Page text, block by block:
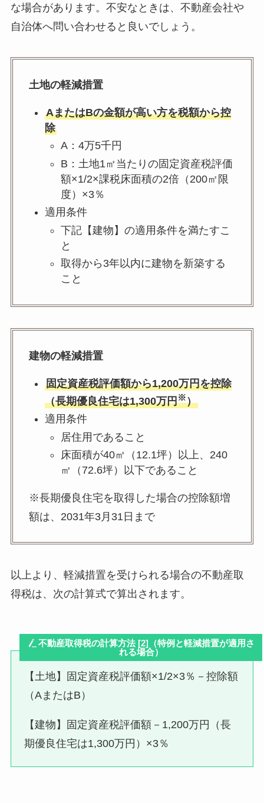
な場合があります。不安なときは、不動産会社や
自治体へ問い合わせると良いでしょう。
土地の軽減措置
AまたはBの金額が高い方を税額から控
除
A：4万5千円
B：土地1㎡当たりの固定資産税評価
額×1/2×課税床面積の2倍（200㎡限
度）×3％
適用条件
下記【建物】の適用条件を満たすこ
と
取得から3年以内に建物を新築する
こと
建物の軽減措置
固定資産税評価額から1,200万円を控除
（長期優良住宅は1,300万円※）
適用条件
居住用であること
床面積が40㎡（12.1坪）以上、240
㎡（72.6坪）以下であること
※長期優良住宅を取得した場合の控除額増
額は、2031年3月31日まで
以上より、軽減措置を受けられる場合の不動産取
得税は、次の計算式で算出されます。
不動産取得税の計算方法 [2]（特例と軽減措置が適用さ
れる場合）
【土地】固定資産税評価額×1/2×3％－控除額
（AまたはB）
【建物】固定資産税評価額－1,200万円（長
期優良住宅は1,300万円）×3％